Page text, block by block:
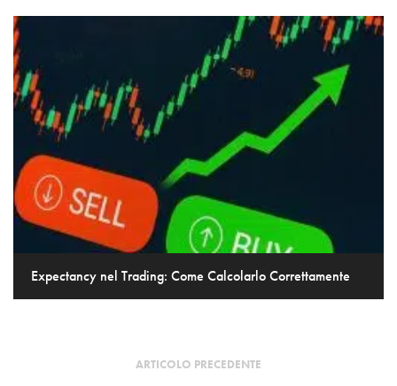
Expectancy nel Trading: Come Calcolarlo Correttamente
ARTICOLO PRECEDENTE